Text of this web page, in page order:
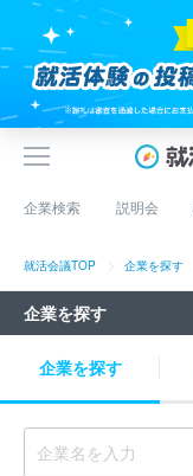
企業検索 説明会
就活会議TOP 企業を探す
企業を探す
企業を探す